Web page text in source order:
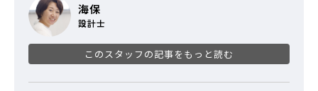
海保
設計士
このスタッフの記事をもっと読む